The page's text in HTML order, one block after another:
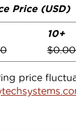
Price (USD)
10+
price